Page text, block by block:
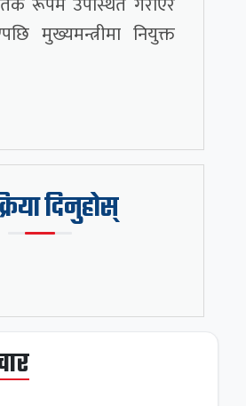
मुख्यमन्त्रीमा नियुक्त
दिनुहोस्